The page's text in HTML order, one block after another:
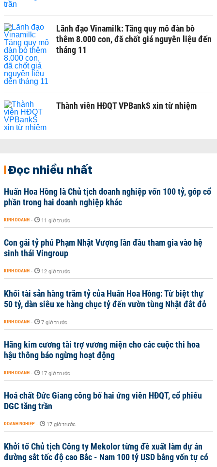
Lãnh đạo Vinamilk: Tăng quy mô đàn bò
thêm 8.000 con, đã chốt giá nguyên liệu đến
tháng 11
Thành viên HĐQT VPBankS xin từ nhiệm
Đọc nhiều nhất
Huấn Hoa Hồng là Chủ tịch doanh nghiệp vốn 100 tỷ, góp cổ
phần trong hai doanh nghiệp khác
KINH DOANH - 11 giờ trước
Con gái tỷ phú Phạm Nhật Vượng lần đầu tham gia vào hệ
sinh thái Vingroup
KINH DOANH - 12 giờ trước
Khối tài sản hàng trăm tỷ của Huấn Hoa Hồng: Từ biệt thự
50 tỷ, dàn siêu xe hàng chục tỷ đến vườn tùng Nhật đắt đỏ
KINH DOANH - 7 giờ trước
Hãng kim cương tài trợ vương miện cho các cuộc thi hoa
hậu thông báo ngừng hoạt động
KINH DOANH - 17 giờ trước
Hoá chất Đức Giang công bố hai ứng viên HĐQT, cổ phiếu
DGC tăng trần
DOANH NGHIỆP - 17 giờ trước
Khởi tố Chủ tịch Công ty Mekolor từng đề xuất làm dự án
đường sắt tốc độ cao Bắc - Nam 100 tỷ USD bằng vốn tự có